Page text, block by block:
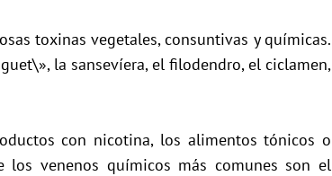
toxinas vegetales, consuntivas y químicas.
la sansevíera, el filodendro, el ciclamen,
con nicotina, los alimentos tónicos o
los venenos químicos más comunes son el